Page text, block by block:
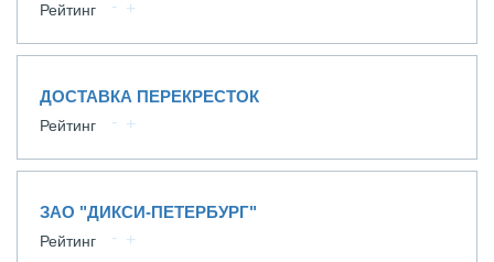
Рейтинг
ДОСТАВКА ПЕРЕКРЕСТОК
Рейтинг
ЗАО "ДИКСИ-ПЕТЕРБУРГ"
Рейтинг